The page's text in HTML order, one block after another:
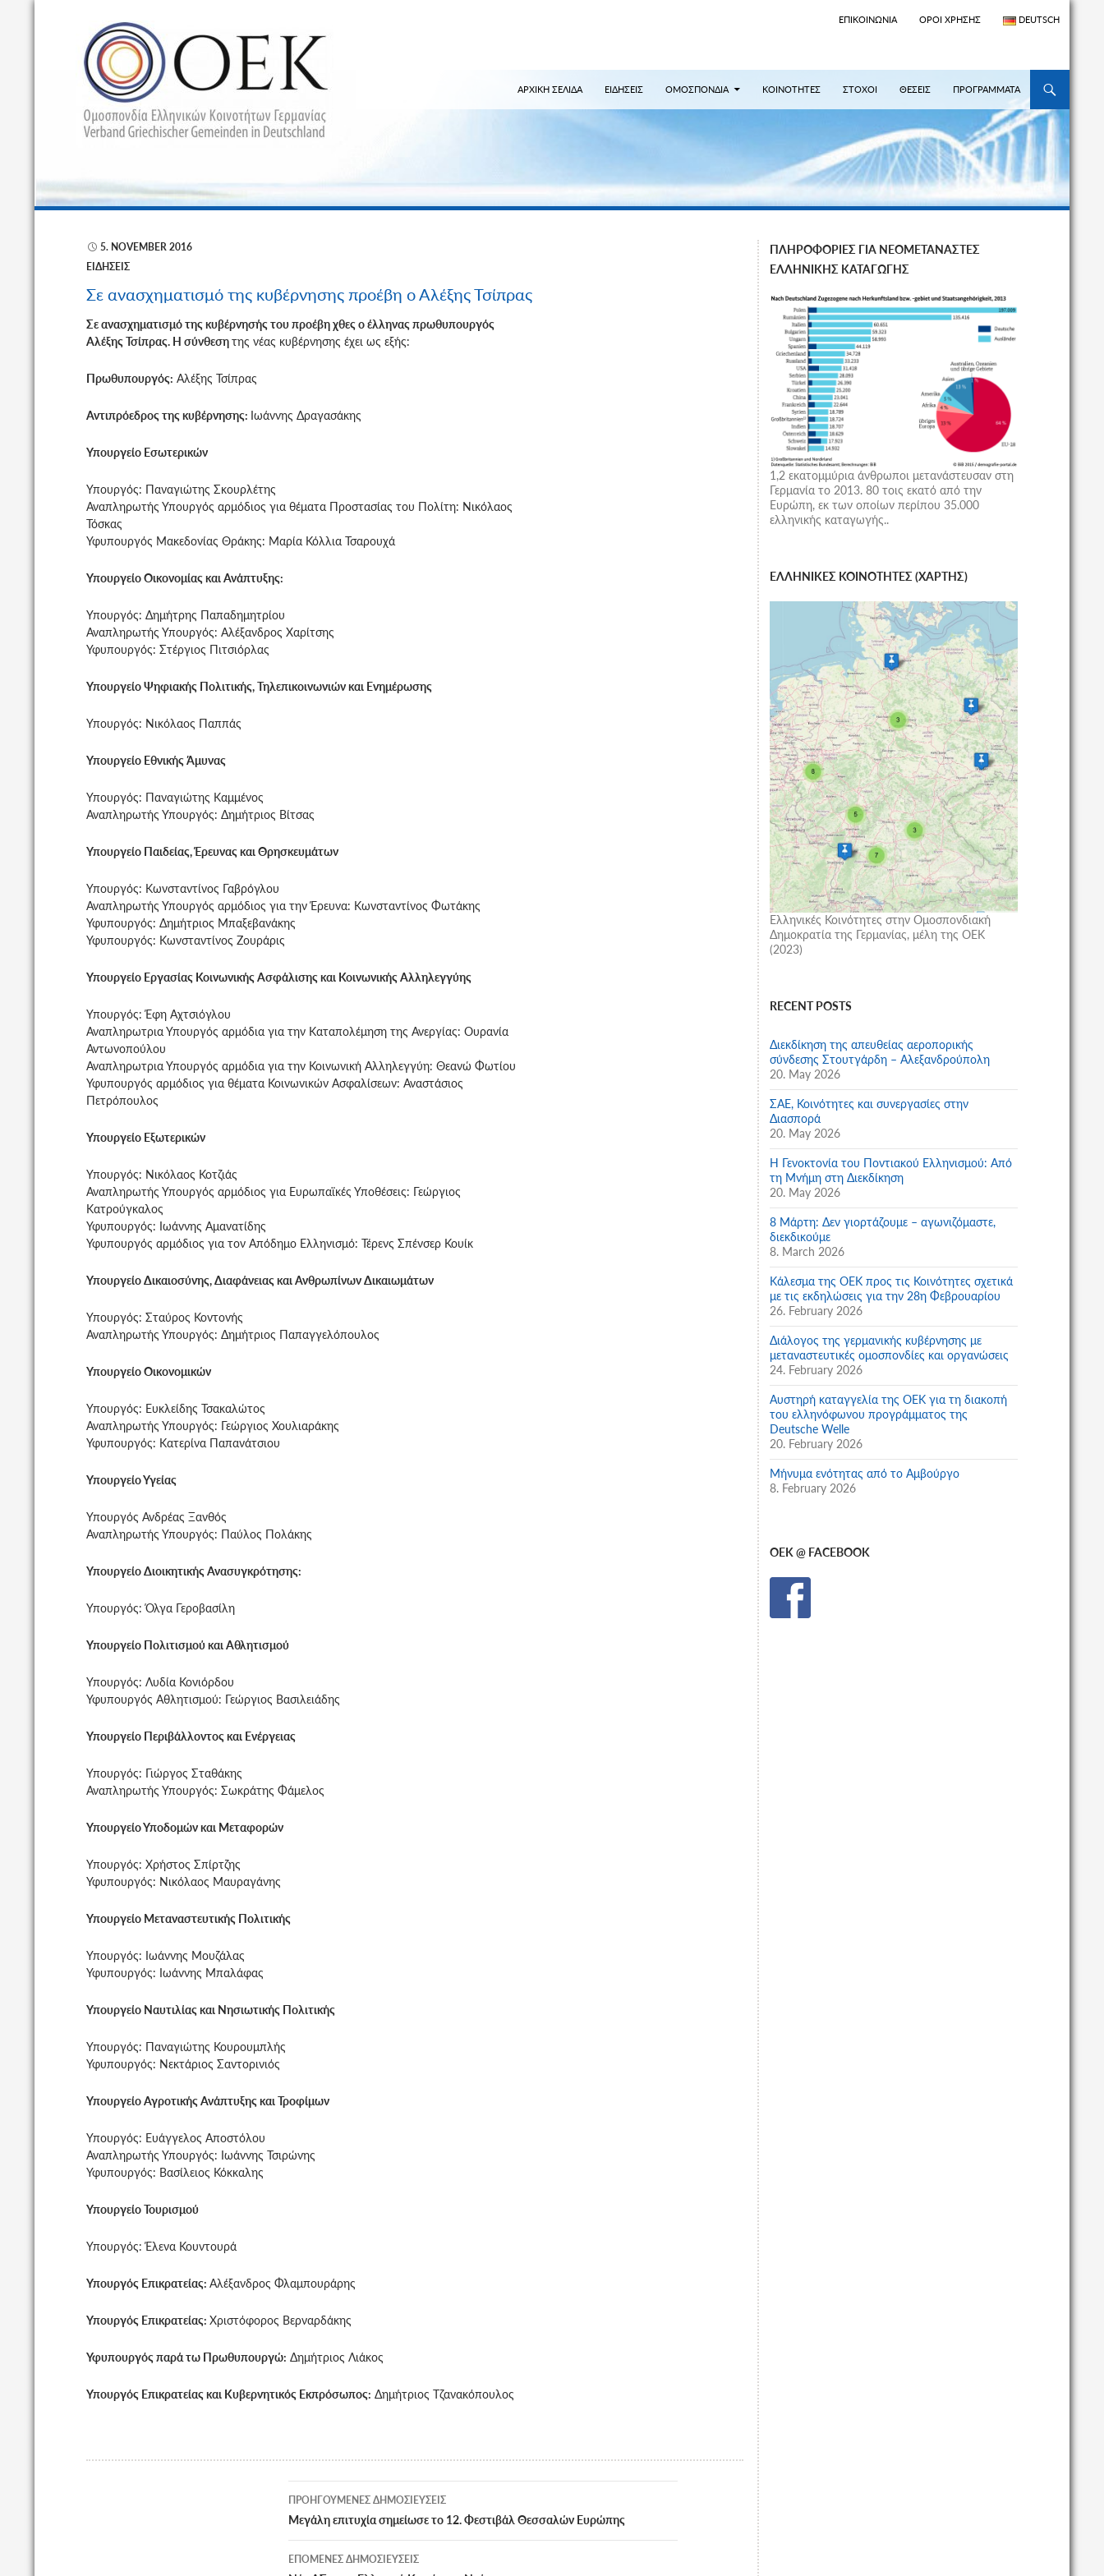
ΕΠΙΚΟΙΝΩΝΊΑ ΌΡΟΙ ΧΡΉΣΗΣ DEUTSCH
ΑΡΧΙΚΗ ΣΕΛΙΔΑ
ΕΙΔΗΣΕΙΣ ΟΜΟΣΠΟΝΔΙΑ ΚΟΙΝΟΤΗΤΕΣ ΣΤΟΧΟΙ ΘΕΣΕΙΣ ΠΡΟΓΡΑΜΜΑΤΑ
5. NOVEMBER 2016
ΕΙΔΉΣΕΙΣ
Σε ανασχηματισμό της κυβέρνησης προέβη ο Αλέξης Τσίπρας
Σε ανασχηματισμό της κυβέρνησής του προέβη χθες ο έλληνας πρωθυπουργός
Αλέξης Τσίπρας. Η σύνθεσητης νέας κυβέρνησης έχει ως εξής:
Πρωθυπουργός: Αλέξης Τσίπρας
Αντιπρόεδρος της κυβέρνησης: Ιωάννης Δραγασάκης
Υπουργείο Εσωτερικών
Υπουργός: Παναγιώτης Σκουρλέτης
Αναπληρωτής Υπουργός αρμόδιος για θέματα Προστασίας του Πολίτη: Νικόλαος
Τόσκας
Υφυπουργός Μακεδονίας Θράκης: Μαρία Κόλλια Τσαρουχά
Υπουργείο Οικονομίας και Ανάπτυξης:
Υπουργός: Δημήτρης Παπαδημητρίου
Αναπληρωτής Υπουργός: Αλέξανδρος Χαρίτσης
Υφυπουργός: Στέργιος Πιτσιόρλας
Υπουργείο Ψηφιακής Πολιτικής, Τηλεπικοινωνιών και Ενημέρωσης
Υπουργός: Νικόλαος Παππάς
Υπουργείο Εθνικής Άμυνας
Υπουργός: Παναγιώτης Καμμένος
Αναπληρωτής Υπουργός: Δημήτριος Βίτσας
Υπουργείο Παιδείας, Έρευνας και Θρησκευμάτων
Υπουργός: Κωνσταντίνος Γαβρόγλου
Αναπληρωτής Υπουργός αρμόδιος για την Έρευνα: Κωνσταντίνος Φωτάκης
Υφυπουργός: Δημήτριος Μπαξεβανάκης
Υφυπουργός: Κωνσταντίνος Ζουράρις
Υπουργείο Εργασίας Κοινωνικής Ασφάλισης και Κοινωνικής Αλληλεγγύης
Υπουργός: Έφη Αχτσιόγλου
Αναπληρωτρια Υπουργός αρμόδια για την Καταπολέμηση της Ανεργίας: Ουρανία
Αντωνοπούλου
Αναπληρωτρια Υπουργός αρμόδια για την Κοινωνική Αλληλεγγύη: Θεανώ Φωτίου
Υφυπουργός αρμόδιος για θέματα Κοινωνικών Ασφαλίσεων: Αναστάσιος
Πετρόπουλος
Υπουργείο Εξωτερικών
Υπουργός: Νικόλαος Κοτζιάς
Αναπληρωτής Υπουργός αρμόδιος για Ευρωπαϊκές Υποθέσεις: Γεώργιος
Κατρούγκαλος
Υφυπουργός: Ιωάννης Αμανατίδης
Υφυπουργός αρμόδιος για τον Απόδημο Ελληνισμό: Τέρενς Σπένσερ Κουίκ
Υπουργείο Δικαιοσύνης, Διαφάνειας και Ανθρωπίνων Δικαιωμάτων
Υπουργός: Σταύρος Κοντονής
Αναπληρωτής Υπουργός: Δημήτριος Παπαγγελόπουλος
Υπουργείο Οικονομικών
Υπουργός: Ευκλείδης Τσακαλώτος
Αναπληρωτής Υπουργός: Γεώργιος Χουλιαράκης
Υφυπουργός: Κατερίνα Παπανάτσιου
Υπουργείο Υγείας
Υπουργός Ανδρέας Ξανθός
Αναπληρωτής Υπουργός: Παύλος Πολάκης
Υπουργείο Διοικητικής Ανασυγκρότησης:
Υπουργός: Όλγα Γεροβασίλη
Υπουργείο Πολιτισμού και Αθλητισμού
Υπουργός: Λυδία Κονιόρδου
Υφυπουργός Αθλητισμού: Γεώργιος Βασιλειάδης
Υπουργείο Περιβάλλοντος και Ενέργειας
Υπουργός: Γιώργος Σταθάκης
Αναπληρωτής Υπουργός: Σωκράτης Φάμελος
Υπουργείο Υποδομών και Μεταφορών
Υπουργός: Χρήστος Σπίρτζης
Υφυπουργός: Νικόλαος Μαυραγάνης
Υπουργείο Μεταναστευτικής Πολιτικής
Υπουργός: Ιωάννης Μουζάλας
Υφυπουργός: Ιωάννης Μπαλάφας
Υπουργείο Ναυτιλίας και Νησιωτικής Πολιτικής
Υπουργός: Παναγιώτης Κουρουμπλής
Υφυπουργός: Νεκτάριος Σαντορινιός
Υπουργείο Αγροτικής Ανάπτυξης και Τροφίμων
Υπουργός: Ευάγγελος Αποστόλου
Αναπληρωτής Υπουργός: Ιωάννης Τσιρώνης
Υφυπουργός: Βασίλειος Κόκκαλης
Υπουργείο Τουρισμού
Υπουργός: Έλενα Κουντουρά
Υπουργός Επικρατείας: Αλέξανδρος Φλαμπουράρης
Υπουργός Επικρατείας: Χριστόφορος Βερναρδάκης
Υφυπουργός παρά τω Πρωθυπουργώ: Δημήτριος Λιάκος
Υπουργός Επικρατείας και Κυβερνητικός Εκπρόσωπος: Δημήτριος Τζανακόπουλος
Πλοήγηση
άρθρων
ΠΡΟΗΓΟΎΜΕΝΕΣ ΔΗΜΟΣΙΕΎΣΕΙΣ
Μεγάλη επιτυχία σημείωσε το 12. Φεστιβάλ Θεσσαλών Ευρώπης
ΕΠΌΜΕΝΕΣ ΔΗΜΟΣΙΕΎΣΕΙΣ
ΠΛΗΡΟΦΟΡΙΕΣ ΓΙΑ ΝΕΟΜΕΤΑΝΑΣΤΕΣ
ΕΛΛΗΝΙΚΗΣ ΚΑΤΑΓΩΓΗΣ
1,2 εκατομμύρια άνθρωποι μετανάστευσαν στη
Γερμανία το 2013. 80 τοις εκατό από την
Ευρώπη, εκ των οποίων περίπου 35.000
ελληνικής καταγωγής..
ΕΛΛΗΝΙΚΕΣ ΚΟΙΝΟΤΗΤΕΣ (ΧΑΡΤΗΣ)
Ελληνικές Κοινότητες στην Ομοσπονδιακή
Δημοκρατία της Γερμανίας, μέλη της ΟΕΚ
(2023)
RECENT POSTS
Διεκδίκηση της απευθείας αεροπορικής
σύνδεσης Στουτγάρδη – Αλεξανδρούπολη
20. May 2026
ΣΑΕ, Κοινότητες και συνεργασίες στην
Διασπορά
20. May 2026
Η Γενοκτονία του Ποντιακού Ελληνισμού: Από
τη Μνήμη στη Διεκδίκηση
20. May 2026
8 Μάρτη: Δεν γιορτάζουμε – αγωνιζόμαστε,
διεκδικούμε
8. March 2026
Κάλεσμα της ΟΕΚ προς τις Κοινότητες σχετικά
με τις εκδηλώσεις για την 28η Φεβρουαρίου
26. February 2026
Διάλογος της γερμανικής κυβέρνησης με
μεταναστευτικές ομοσπονδίες και οργανώσεις
24. February 2026
Αυστηρή καταγγελία της ΟΕΚ για τη διακοπή
του ελληνόφωνου προγράμματος της
Deutsche Welle
20. February 2026
Μήνυμα ενότητας από το Αμβούργο
8. February 2026
OEK @ FACEBOOK